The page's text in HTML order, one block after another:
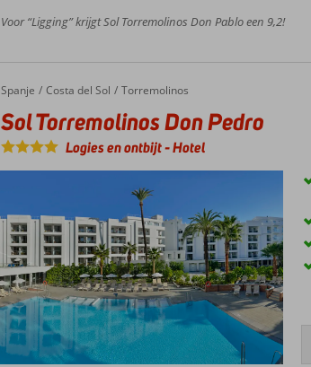
Voor “Ligging” krijgt Sol Torremolinos Don Pablo een 9,2!
Home
Spanje Costa del Sol Torremolinos
Sol Torremolinos Don Pedro
Sol Torremolinos Don Pedro
Logies en ontbijt-Hotel